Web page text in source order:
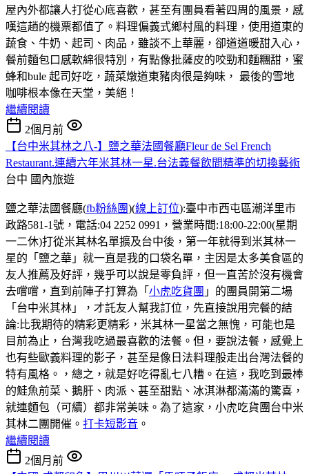
屋內外都讓人打從心底喜歡，甚至有團員看著四周的風景，感
嘆這趟的機票都值了。料理偏義式鄉村風的料理，使用道東的
蔬食、牛奶、起司、肉品，雖談不上華麗，卻道道暖甜入心，
餐前麵包口感軟綿很特別，有點像批薩皮的咬勁和麵糰甜，蜜
蜂和bule 起司好吃，蔬菜燉道東豬肉很是夠味， 最後的雪地
咖啡根本像在天堂，美絕！
繼續閱讀
2個月前
【台中米其林之八-】鹽之華法國餐廳Fleur de Sel French
Restaurant.連續六年米其林一星.台法義餐飲間精準的切換藝術
台中 國內旅遊
鹽之華法國餐廳(fb粉絲團)(線上訂位):臺中市西屯區潮洋里市
政路581-1號，電話:04 2252 0991，營業時間:18:00-22:00(星期
一二休)打從米其林名單擴及台中後，第一年就得到米其林一
星的「鹽之華」就一直是我的口袋名單，主因是太多美食區的
友人推薦及好評，幾乎可以說是零負評，但一直苦於沒有機會
去嚐嚐，直到前陣子打算為「 小虎吃貨團 」的團員開第二場
「台中米其林」，才託友人幫我訂位，先直接說用完餐的結
論:比我期待的精彩更精彩，米其林一星當之無愧，可能也是
目前為止，台灣我吃過最喜歡的法餐。但，要說法餐，感覺上
也有些歐義料理的影子，甚至是像日法料理般走出台灣法餐的
特有風格。，總之，就是好吃得亂七八糟。在這，我吃到最棒
的鮭魚前菜、鵝肝、肉派、甚至甜點、冰淇淋都滿滿的驚喜，
就連麵包（可續）都非常美味。為了這家，小虎吃貨團台中米
其林二團開催。 打卡短影音 。
繼續閱讀
2個月前